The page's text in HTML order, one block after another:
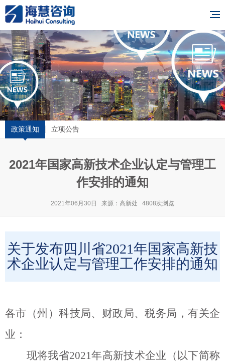
政策通知 立项公告
2021年国家高新技术企业认定与管理工
作安排的通知
2021年06月30日 来源：高新处 4808次浏览
关于发布四川省2021年国家高新技
术企业认定与管理工作安排的通知
各市（州）科技局、财政局、税务局，有关企
业：
现将我省2021年高新技术企业（以下简称